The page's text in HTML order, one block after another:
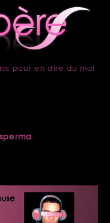
pour en dire du mal